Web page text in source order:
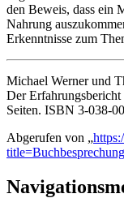
den Beweis, dass ein
Nahrung
Erkenntnisse zum
Michael Werner und
Der Erfahrungsbericht
Seiten. ISBN 3-038-
Abgerufen von „